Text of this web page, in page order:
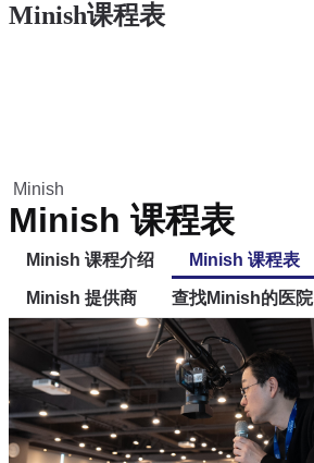
Minish课程表
Minish
Minish 课程表
Minish 课程介绍 Minish 课程表
Minish 提供商 查找Minish的医院